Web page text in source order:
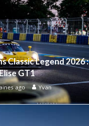
Classic Legend 2026 :
GT1
ago Yvan